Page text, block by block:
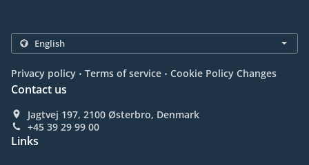
Privacy policy . Terms of service . Cookie Policy Changes
Contact us
Jagtvej 197, 2100 Østerbro, Denmark
+45 39 29 99 00
Links